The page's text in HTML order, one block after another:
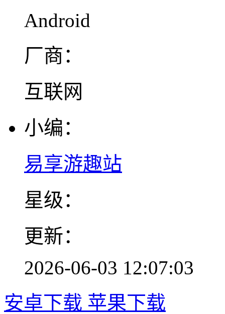
Android
厂商：
互联网
小编：
易享游趣站
星级：
更新：
2026-06-03 12:07:03
安卓下载 苹果下载